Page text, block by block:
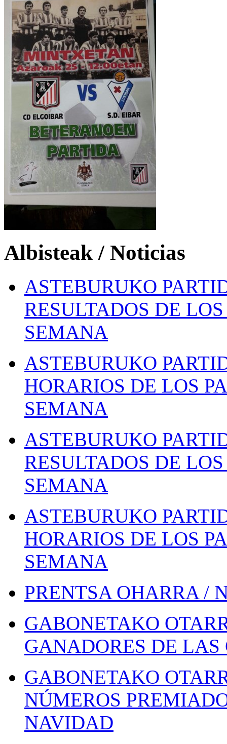
Albisteak / Noticias
ASTEBURUKO
RESULTADOS DE
SEMANA
ASTEBURUKO
HORARIOS DE LOS
SEMANA
ASTEBURUKO
RESULTADOS DE
SEMANA
ASTEBURUKO
HORARIOS DE LOS
SEMANA
PRENTSA OHARRA /
GABONETAKO
GANADORES DE
GABONETAKO
NÚMEROS
NAVIDAD